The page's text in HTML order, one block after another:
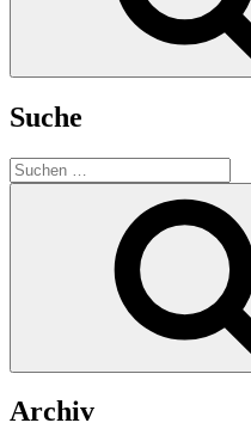
Suche
Suchen
nach:
Archiv